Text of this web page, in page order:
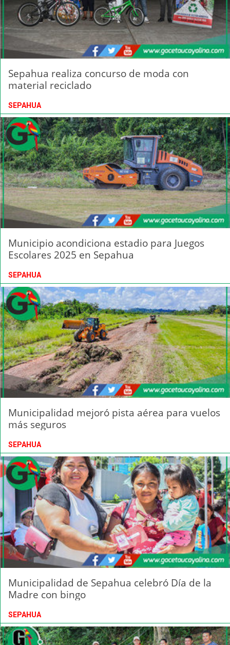
Sepahua realiza concurso de moda con
material reciclado
SEPAHUA
Municipio acondiciona estadio para Juegos
Escolares 2025 en Sepahua
SEPAHUA
Municipalidad mejoró pista aérea para vuelos
más seguros
SEPAHUA
Municipalidad de Sepahua celebró Día de la
Madre con bingo
SEPAHUA